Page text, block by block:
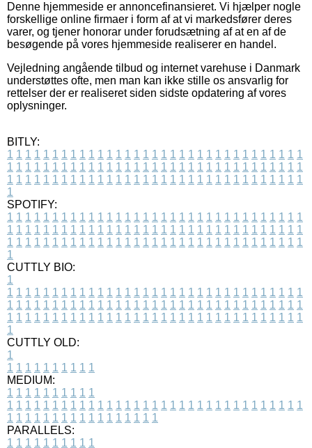
Denne hjemmeside er annoncefinansieret. Vi hjælper nogle
forskellige online firmaer i form af at vi markedsfører deres
varer, og tjener honorar under forudsætning af at en af de
besøgende på vores hjemmeside realiserer en handel.
Vejledning angående tilbud og internet varehuse i Danmark
understøttes ofte, men man kan ikke stille os ansvarlig for
rettelser der er realiseret siden sidste opdatering af vores
oplysninger.
BITLY:
1 1 1 1 1 1 1 1 1 1 1 1 1 1 1 1 1 1 1 1 1 1 1 1 1 1 1 1 1 1 1 1 1
1 1 1 1 1 1 1 1 1 1 1 1 1 1 1 1 1 1 1 1 1 1 1 1 1 1 1 1 1 1 1 1 1
1 1 1 1 1 1 1 1 1 1 1 1 1 1 1 1 1 1 1 1 1 1 1 1 1 1 1 1 1 1 1 1 1
1
SPOTIFY:
1 1 1 1 1 1 1 1 1 1 1 1 1 1 1 1 1 1 1 1 1 1 1 1 1 1 1 1 1 1 1 1 1
1 1 1 1 1 1 1 1 1 1 1 1 1 1 1 1 1 1 1 1 1 1 1 1 1 1 1 1 1 1 1 1 1
1 1 1 1 1 1 1 1 1 1 1 1 1 1 1 1 1 1 1 1 1 1 1 1 1 1 1 1 1 1 1 1 1
1
CUTTLY BIO:
1
1 1 1 1 1 1 1 1 1 1 1 1 1 1 1 1 1 1 1 1 1 1 1 1 1 1 1 1 1 1 1 1 1
1 1 1 1 1 1 1 1 1 1 1 1 1 1 1 1 1 1 1 1 1 1 1 1 1 1 1 1 1 1 1 1 1
1 1 1 1 1 1 1 1 1 1 1 1 1 1 1 1 1 1 1 1 1 1 1 1 1 1 1 1 1 1 1 1 1
1
CUTTLY OLD:
1
1 1 1 1 1 1 1 1 1 1
MEDIUM:
1 1 1 1 1 1 1 1 1 1
1 1 1 1 1 1 1 1 1 1 1 1 1 1 1 1 1 1 1 1 1 1 1 1 1 1 1 1 1 1 1 1 1
1 1 1 1 1 1 1 1 1 1 1 1 1 1 1 1 1
PARALLELS:
1 1 1 1 1 1 1 1 1 1